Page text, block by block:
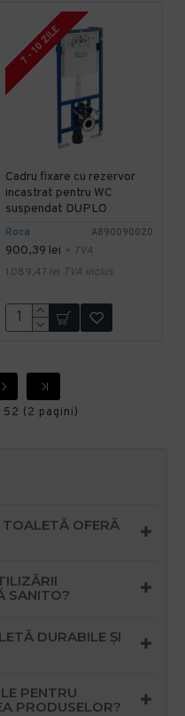
7 - 10 ZILE
Roca A890090020
Cadru fixare cu rezervor
incastrat pentru WC
suspendat DUPLO
900,39 lei + TVA
1.089,47 lei TVA inclus
(2 pagini)
TOALETĂ OFERĂ
SANITO?
DURABILE ȘI
PENTRU
PRODUSELOR?